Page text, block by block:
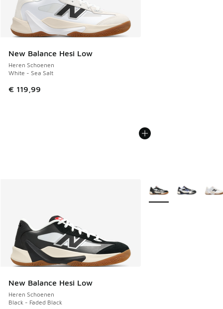
New Balance Hesi Low
Heren Schoenen
White - Sea Salt
€ 119,99
New Balance Hesi Low
Heren Schoenen
Black - Faded Black
Meer kleuren